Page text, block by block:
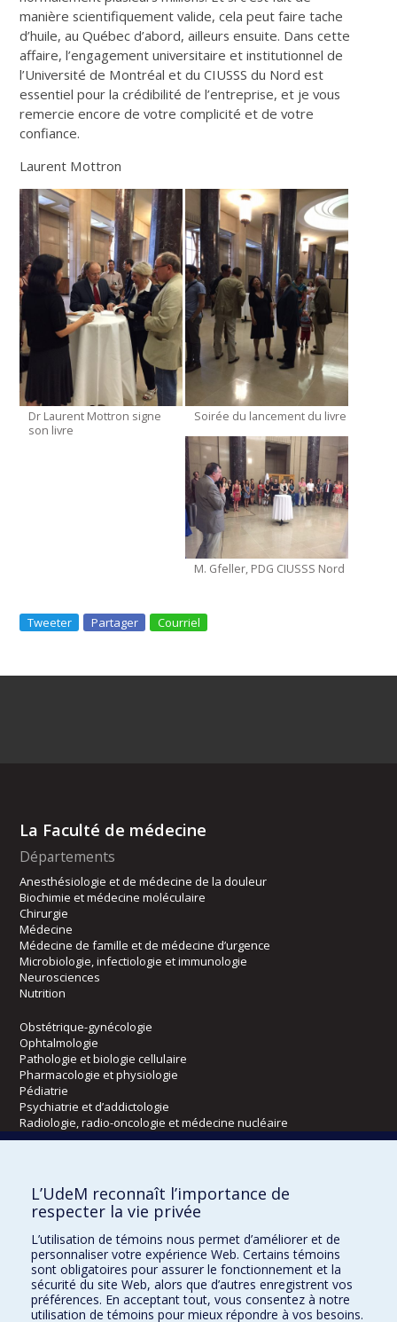
manière scientifiquement valide, cela peut faire tache
d’huile, au Québec d’abord, ailleurs ensuite. Dans cette
affaire, l’engagement universitaire et institutionnel de
l’Université de Montréal et du CIUSSS du Nord est
essentiel pour la crédibilité de l’entreprise, et je vous
remercie encore de votre complicité et de votre
confiance.
Laurent Mottron
Dr Laurent Mottron signe
son livre
Soirée du lancement du livre
M. Gfeller, PDG CIUSSS Nord
Tweeter Partager Courriel
La Faculté de médecine
Départements
Anesthésiologie et de médecine de la douleur
Biochimie et médecine moléculaire
Chirurgie
Médecine
Médecine de famille et de médecine d’urgence
Microbiologie, infectiologie et immunologie
Neurosciences
Nutrition
Obstétrique-gynécologie
Ophtalmologie
Pathologie et biologie cellulaire
Pharmacologie et physiologie
Pédiatrie
Psychiatrie et d’addictologie
Radiologie, radio-oncologie et médecine nucléaire
Kinésiologie et des sciences de l’activité physique
Orthophonie et audiologie
Réadaptation
Directions
DPC
L’UdeM reconnaît l’importance de
respecter la vie privée
L’utilisation de témoins nous permet d’améliorer et de
personnaliser votre expérience Web. Certains témoins
sont obligatoires pour assurer le fonctionnement et la
sécurité du site Web, alors que d’autres enregistrent vos
préférences. En acceptant tout, vous consentez à notre
utilisation de témoins pour mieux répondre à vos besoins.